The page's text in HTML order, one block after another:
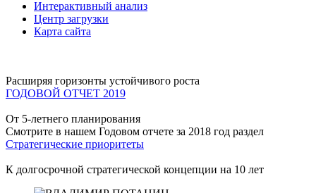
Интерактивный анализ
Центр загрузки
Карта сайта
Расширяя горизонты устойчивого роста
ГОДОВОЙ ОТЧЕТ 2019
От 5-летнего планирования
Смотрите в нашем Годовом отчете за 2018 год раздел
Стратегические приоритеты
К долгосрочной стратегической концепции на 10 лет